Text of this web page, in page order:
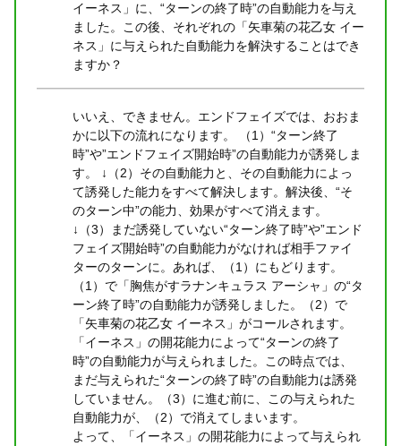
イーネス」に、“ターンの終了時”の自動能力を与え
ました。この後、それぞれの「矢車菊の花乙女 イー
ネス」に与えられた自動能力を解決することはでき
ますか？
いいえ、できません。エンドフェイズでは、おおま
かに以下の流れになります。 （1）“ターン終了
時”や”エンドフェイズ開始時”の自動能力が誘発しま
す。 ↓（2）その自動能力と、その自動能力によっ
て誘発した能力をすべて解決します。解決後、“そ
のターン中”の能力、効果がすべて消えます。
↓（3）まだ誘発していない“ターン終了時”や”エンド
フェイズ開始時”の自動能力がなければ相手ファイ
ターのターンに。あれば、（1）にもどります。
（1）で「胸焦がすラナンキュラス アーシャ」の“タ
ーン終了時”の自動能力が誘発しました。（2）で
「矢車菊の花乙女 イーネス」がコールされます。
「イーネス」の開花能力によって“ターンの終了
時”の自動能力が与えられました。この時点では、
まだ与えられた“ターンの終了時”の自動能力は誘発
していません。（3）に進む前に、この与えられた
自動能力が、（2）で消えてしまいます。
よって、「イーネス」の開花能力によって与えられ